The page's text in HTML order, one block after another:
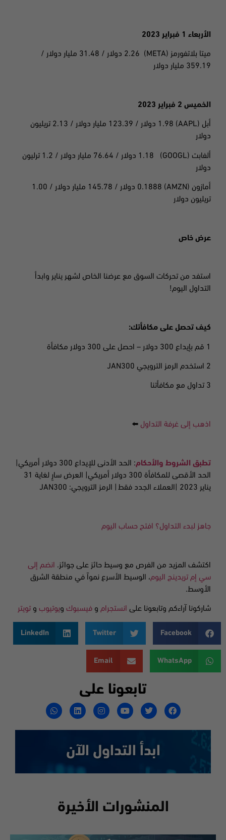
الأربعاء 1 فبراير 2023
ميتا بلاتفورمز (META) 2.26
دولار / 31.48 مليار دولار /
359.19 مليار دولار
الخميس 2 فبراير 2023
أبل (AAPL) 1.98
دولار / 123.39 مليار دولار / 2.13 تريليون
دولار
ألفابت (GOOGL) 1.18
دولار / 76.64 مليار دولار / 1.2 ترليون
دولار
أمازون (AMZN) 0.1888
دولار / 145.78 مليار دولار / 1.00
تريليون دولار
عرض خاص
استفد من تحركات السوق مع عرضنا الخاص لشهر يناير وابدأ
التداول اليوم!
كيف تحصل على مكافأتك:
1 قم بإيداع 300 دولار – احصل على 300 دولار مكافأة
2 استخدم الرمز الترويجي JAN300
3 تداول مع مكافأتنا
اذهب إلى غرفة التداول ⬅️
تطبق الشروط والأحكام:
الحد الأدنى للإيداع 300 دولار أمريكي|
الحد الأقصى للمكافأة 300 دولار أمريكي| العرض سارٍ لغاية 31
يناير 2023
العملاء الجدد فقط | الرمز الترويجي: JAN300
جاهز لبدء التداول؟ افتح حساب اليوم
اكتشف المزيد من الفرص مع وسيط حائز على جوائز.
انضم إلى
سي إم تريدينج اليوم، الوسيط الأسرع نمواً في منطقة الشرق
الأوسط.
شاركونا آراءكم وتابعونا على انستجرام و فيسبوك ويوتيوب و تويتر
Facebook
Twitter
LinkedIn
WhatsApp
Email
تابعونا على
ابدأ التداول الآن
المنشورات الأخيرة